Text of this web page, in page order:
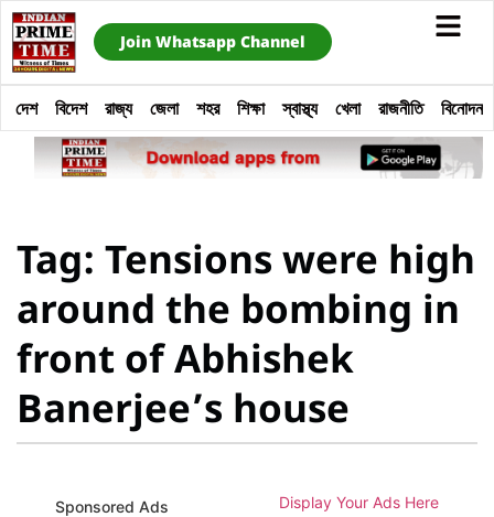
Join Whatsapp Channel
দেশ বিদেশ রাজ্য জেলা শহর শিক্ষা স্বাস্থ্য খেলা রাজনীতি বিনোদন
Tag: Tensions were high
around the bombing in
front of Abhishek
Banerjee’s house
Sponsored Ads Display Your Ads Here